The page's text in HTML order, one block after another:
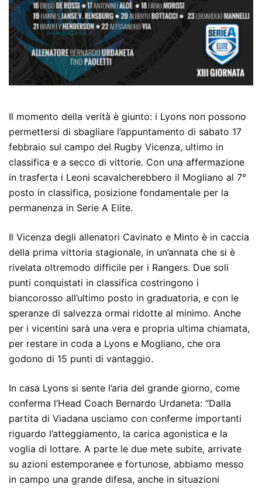
Il momento della verità è giunto: i Lyons non possono
permettersi di sbagliare l’appuntamento di sabato 17
febbraio sul campo del Rugby Vicenza, ultimo in
classifica e a secco di vittorie. Con una affermazione
in trasferta i Leoni scavalcherebbero il Mogliano al 7°
posto in classifica, posizione fondamentale per la
permanenza in Serie A Elite.
Il Vicenza degli allenatori Cavinato e Minto è in caccia
della prima vittoria stagionale, in un’annata che si è
rivelata oltremodo difficile per i Rangers. Due soli
punti conquistati in classifica costringono i
biancorosso all’ultimo posto in graduatoria, e con le
speranze di salvezza ormai ridotte al minimo. Anche
per i vicentini sarà una vera e propria ultima chiamata,
per restare in coda a Lyons e Mogliano, che ora
godono di 15 punti di vantaggio.
In casa Lyons si sente l’aria del grande giorno, come
conferma l’Head Coach Bernardo Urdaneta: “Dalla
partita di Viadana usciamo con conferme importanti
riguardo l’atteggiamento, la carica agonistica e la
voglia di lottare. A parte le due mete subite, arrivate
su azioni estemporanee e fortunose, abbiamo messo
in campo una grande difesa, anche in situazioni